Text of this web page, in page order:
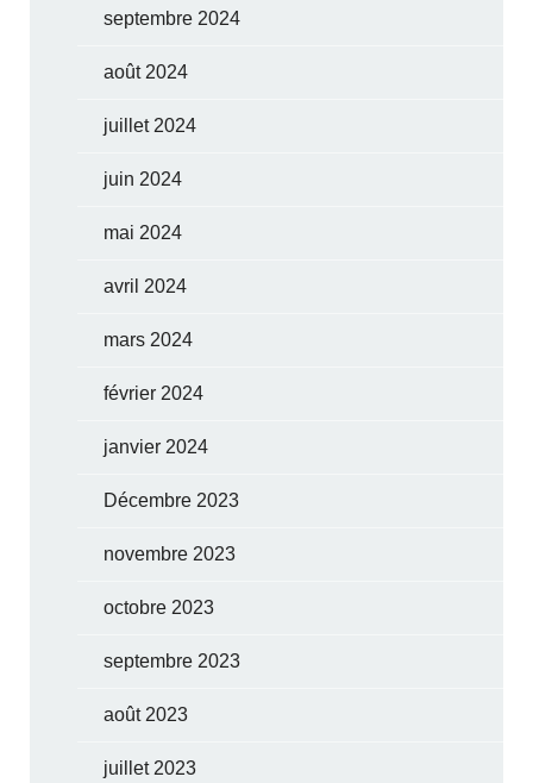
septembre 2024
août 2024
juillet 2024
juin 2024
mai 2024
avril 2024
mars 2024
février 2024
janvier 2024
Décembre 2023
novembre 2023
octobre 2023
septembre 2023
août 2023
juillet 2023